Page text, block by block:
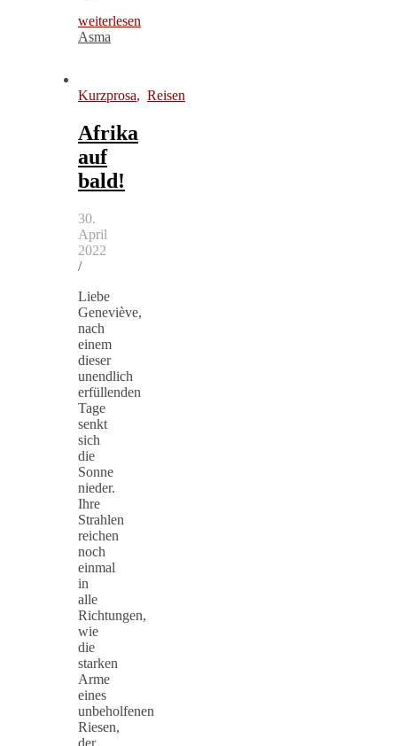
weiterlesen
Asma
Kurzprosa, Reisen
Afrika
auf
bald!
30.
April
2022
/
Liebe
Geneviève,
nach
einem
dieser
unendlich
erfüllenden
Tage
senkt
sich
die
Sonne
nieder.
Ihre
Strahlen
reichen
noch
einmal
in
alle
Richtungen,
wie
die
starken
Arme
eines
unbeholfenen
Riesen,